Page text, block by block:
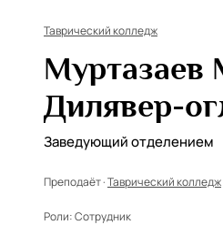
Таврический колледж
Муртазаев
Дилявер-
Заведующий отделением
Преподаёт ·Таврический колледж
Роли:Сотрудник